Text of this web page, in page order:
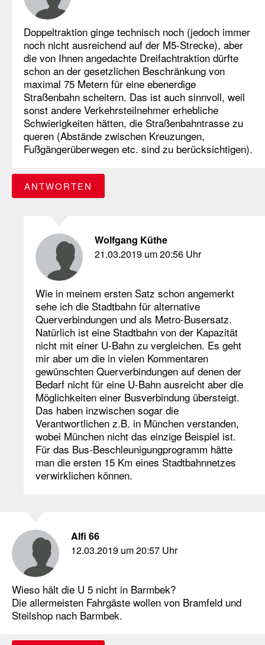
Doppeltraktion ginge technisch noch (jedoch immer
noch nicht ausreichend auf der M5-Strecke), aber
die von Ihnen angedachte Dreifachtraktion dürfte
schon an der gesetzlichen Beschränkung von
maximal 75 Metern für eine ebenerdige
Straßenbahn scheitern. Das ist auch sinnvoll, weil
sonst andere Verkehrsteilnehmer erhebliche
Schwierigkeiten hätten, die Straßenbahntrasse zu
queren (Abstände zwischen Kreuzungen,
Fußgängerüberwegen etc. sind zu berücksichtigen).
ANTWORTEN
Wolfgang Küthe
21.03.2019 um 20:56 Uhr
Wie in meinem ersten Satz schon angemerkt
sehe ich die Stadtbahn für alternative
Querverbindungen und als Metro-Busersatz.
Natürlich ist eine Stadtbahn von der Kapazität
nicht mit einer U-Bahn zu vergleichen. Es geht
mir aber um die in vielen Kommentaren
gewünschten Querverbindungen auf denen der
Bedarf nicht für eine U-Bahn ausreicht aber die
Möglichkeiten einer Busverbindung übersteigt.
Das haben inzwischen sogar die
Verantwortlichen z.B. in München verstanden,
wobei München nicht das einzige Beispiel ist.
Für das Bus-Beschleunigungprogramm hätte
man die ersten 15 Km eines Stadtbahnnetzes
verwirklichen können.
Alfi 66
12.03.2019 um 20:57 Uhr
Wieso hält die U 5 nicht in Barmbek?
Die allermeisten Fahrgäste wollen von Bramfeld und
Steilshop nach Barmbek.